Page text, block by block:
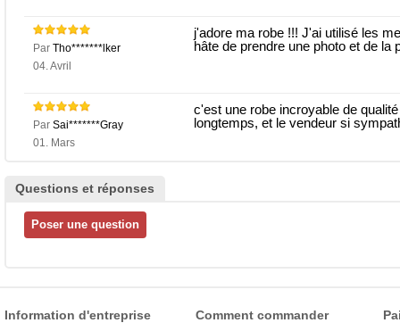
Par Tho*******lker
04. Avril
j'adore ma robe !!! J'ai utilisé les
hâte de prendre une photo et de
Par Sai*******Gray
01. Mars
c'est une robe incroyable de
longtemps, et le vendeur si
Questions et réponses
Information d'entreprise Comment commander